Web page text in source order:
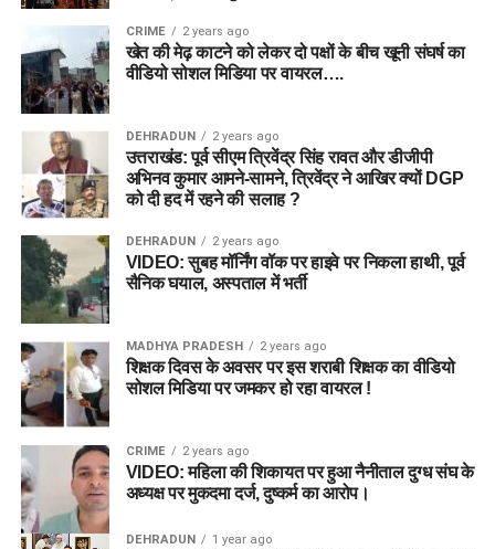
CRIME 2 years ago
खेत की मेढ़ काटने को लेकर दो पक्षों के बीच खूनी संघर्ष का
वीडियो सोशल मिडिया पर वायरल….
DEHRADUN 2 years ago
उत्तराखंड: पूर्व सीएम त्रिवेंद्र सिंह रावत और डीजीपी
अभिनव कुमार आमने-सामने, त्रिवेंद्र ने आखिर क्यों DGP
को दी हद में रहने की सलाह ?
DEHRADUN 2 years ago
VIDEO: सुबह मॉर्निंग वॉक पर हाइवे पर निकला हाथी, पूर्व
सैनिक घयाल, अस्पताल में भर्ती
MADHYA PRADESH 2 years ago
शिक्षक दिवस के अवसर पर इस शराबी शिक्षक का वीडियो
सोशल मिडिया पर जमकर हो रहा वायरल !
CRIME 2 years ago
VIDEO: महिला की शिकायत पर हुआ नैनीताल दुग्ध संघ के
अध्यक्ष पर मुकदमा दर्ज, दुष्कर्म का आरोप।
DEHRADUN 1 year ago